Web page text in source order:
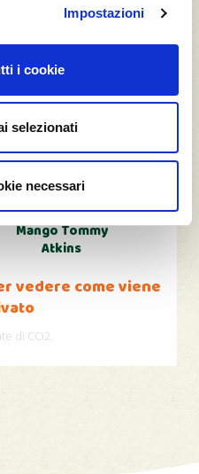
Impostazioni
i cookie
selezionati
necessari
75
0,51
t CO2*
50
Mango Tommy
Atkins
vedere come viene
di CO2.